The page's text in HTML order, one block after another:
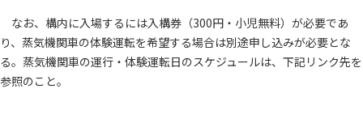
なお、構内に入場するには入構券（300円・小児無料）が必要であ
り、蒸気機関車の体験運転を希望する場合は別途申し込みが必要とな
る。蒸気機関車の運行・体験運転日のスケジュールは、下記リンク先を
参照のこと。